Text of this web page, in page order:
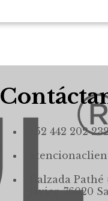
+52 442 202
Calzada
Javier, 76020